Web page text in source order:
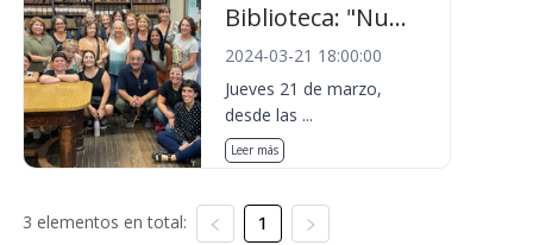
Biblioteca: "Nu...
2024-03-21 18:00:00
Jueves 21 de marzo,
desde las ...
Leer más
3 elementos en total: 1